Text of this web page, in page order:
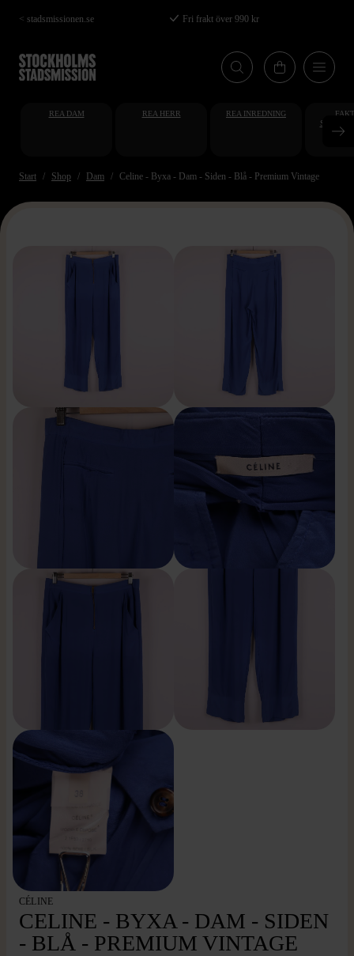
Hoppa
till
huvudinnehåll
< stadsmissionen.se Fri frakt över 990 kr
REA DAM REA HERR REA INREDNING
Start Shop Dam Celine - Byxa - Dam - Siden - Blå - Premium Vintage
CÉLINE
CELINE - BYXA - DAM - SIDEN
- BLÅ - PREMIUM VINTAGE